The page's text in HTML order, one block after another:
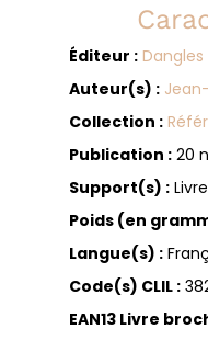
Éditeur : Dangles
Auteur(s) :
Collection :
Publication :20
Support(s) :
Poids (en
Langue(s) :
Code(s) CLIL :
EAN13 Livre